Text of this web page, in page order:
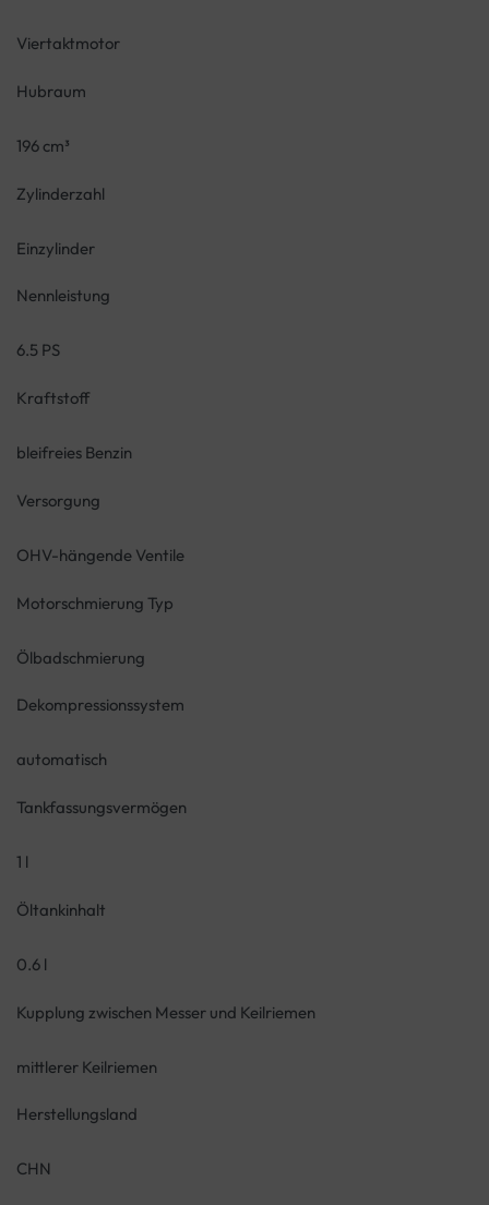
Viertaktmotor
Hubraum
196 cm³
Zylinderzahl
Einzylinder
Nennleistung
6.5 PS
Kraftstoff
bleifreies Benzin
Versorgung
OHV-hängende Ventile
Motorschmierung Typ
Ölbadschmierung
Dekompressionssystem
automatisch
Tankfassungsvermögen
1 l
Öltankinhalt
0.6 l
Kupplung zwischen Messer und Keilriemen
mittlerer Keilriemen
Herstellungsland
CHN